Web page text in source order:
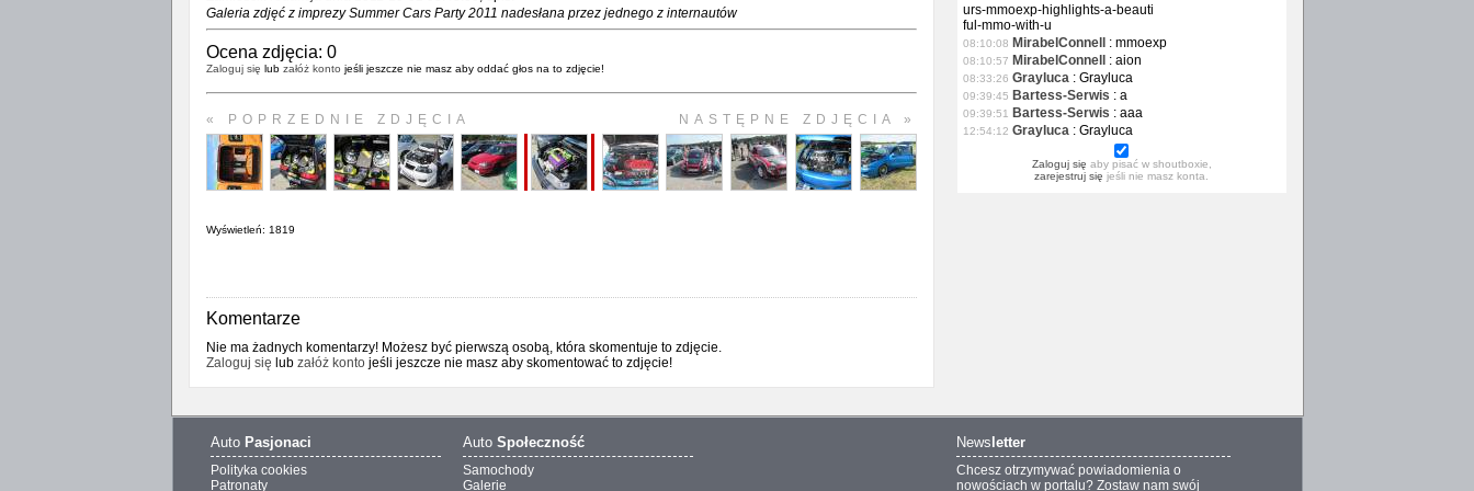
Galeria zdjęć z imprezy Summer Cars Party 2011 nadesłana przez jednego z internautów
Ocena zdjęcia: 0
Zaloguj się lub załóż konto jeśli jeszcze nie masz aby oddać głos na to zdjęcie!
« POPRZEDNIE ZDJĘCIA NASTĘPNE ZDJĘCIA »
Wyświetleń: 1819
Komentarze
Nie ma żadnych komentarzy! Możesz być pierwszą osobą, która skomentuje to zdjęcie.
Zaloguj się lub załóż kontojeśli jeszcze nie masz aby skomentować to zdjęcie!
urs-mmoexp-highlights-a-beauti
ful-mmo-with-u
08:10:08 MirabelConnell : mmoexp
08:10:57 MirabelConnell : aion
08:33:26 Grayluca : Grayluca
09:39:45 Bartess-Serwis : a
09:39:51 Bartess-Serwis : aaa
12:54:12 Grayluca : Grayluca
Zaloguj się aby pisać w shoutboxie,
zarejestruj się jeśli nie masz konta.
Auto Pasjonaci
Polityka cookies
Patronaty
Auto Społeczność
Samochody
Galerie
News letter
Chcesz otrzymywać powiadomienia o
nowościach w portalu? Zostaw nam swój